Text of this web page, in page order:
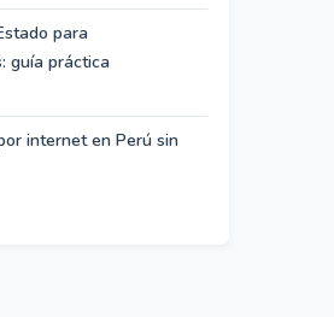
para
guía práctica
internet en Perú sin